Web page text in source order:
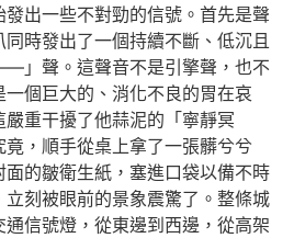
出一些不對勁的信號。首先是聲
時發出了一個持續不斷、低沉且
聲。這聲音不是引擎聲，也不
個巨大的、消化不良的胃在哀
重干擾了他蒜泥的「寧靜冥
，順手從桌上拿了一張髒兮兮
的皺衛生紙，塞進口袋以備不時
刻被眼前的景象震驚了。整條城
信號燈，從東邊到西邊，從高架